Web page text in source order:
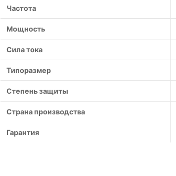
Частота
Мощность
Сила тока
Типоразмер
Степень защиты
Страна производства
Гарантия